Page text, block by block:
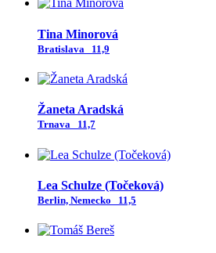
Tina Minorová
Bratislava 11,9
Žaneta Aradská
Trnava 11,7
Lea Schulze (Točeková)
Berlin, Nemecko 11,5